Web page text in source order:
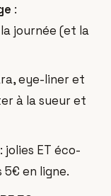
:
journée (et la
eye-liner et
à la sueur et
: jolies ET éco-
5€ en ligne.